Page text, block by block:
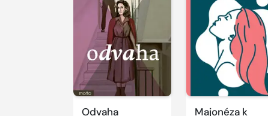
Odvaha
Majonéza k